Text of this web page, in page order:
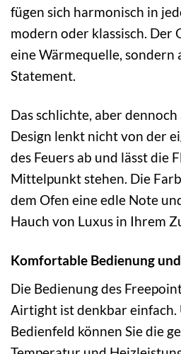
fügen sich harmonisch in
modern oder klassisch. Der
eine Wärmequelle, sondern
Statement.
Das schlichte, aber
Design lenkt nicht von der
des Feuers ab und lässt die
Mittelpunkt stehen. Die
dem Ofen eine edle Note
Hauch von Luxus in Ihrem
Komfortable Bedienung
Die Bedienung des
Airtight ist denkbar
Bedienfeld können Sie die